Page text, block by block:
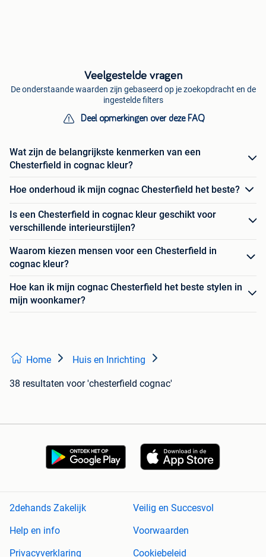
Veelgestelde vragen
De onderstaande waarden zijn gebaseerd op je zoekopdracht en de
ingestelde filters
Deel opmerkingen over deze FAQ
Wat zijn de belangrijkste kenmerken van een
Chesterfield in cognac kleur?
Hoe onderhoud ik mijn cognac Chesterfield het beste?
Is een Chesterfield in cognac kleur geschikt voor
verschillende interieurstijlen?
Waarom kiezen mensen voor een Chesterfield in
cognac kleur?
Hoe kan ik mijn cognac Chesterfield het beste stylen in
mijn woonkamer?
Home Huis en Inrichting
38 resultaten voor 'chesterfield cognac'
2dehands Zakelijk
Veilig en Succesvol
Help en info
Voorwaarden
Privacyverklaring
Cookiebeleid